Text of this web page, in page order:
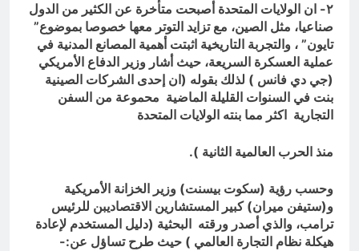
٢- ان الولايات المتحدة أصبحت متأخرة عن الكثير من الدول
صناعيا، مثل الصين، مع تزايد التوتر معها خصوصا بموضوع”
تايون” ، والتجربة التاريخية اثبتت أهمية المصانع المدنية في
عملية العسكرة السريعة، حيث أشار وزير الدفاع الأمريكي
(جي دي فانس ) لذلك بقوله (ان إحدى الشركات الصينية
بنت في السنوات القليلة الماضية محموعة من السفن
التجارية اكثر مما بنته الولايات المتحدة
منذ الحرب العالمية الثانية ).
وحسب رؤية (سكوت بيسنت) وزير الخزانة الأمريكية
و(ستيفن ميران) كبير المستشارين الاقتصاديبن للرئيس
ترامب، والذي أصدر ورقته البحثية (دليل المستخدم لإعادة
هيكلة نظام التجارة العالمي ) حيث طرح تساؤل عن:-